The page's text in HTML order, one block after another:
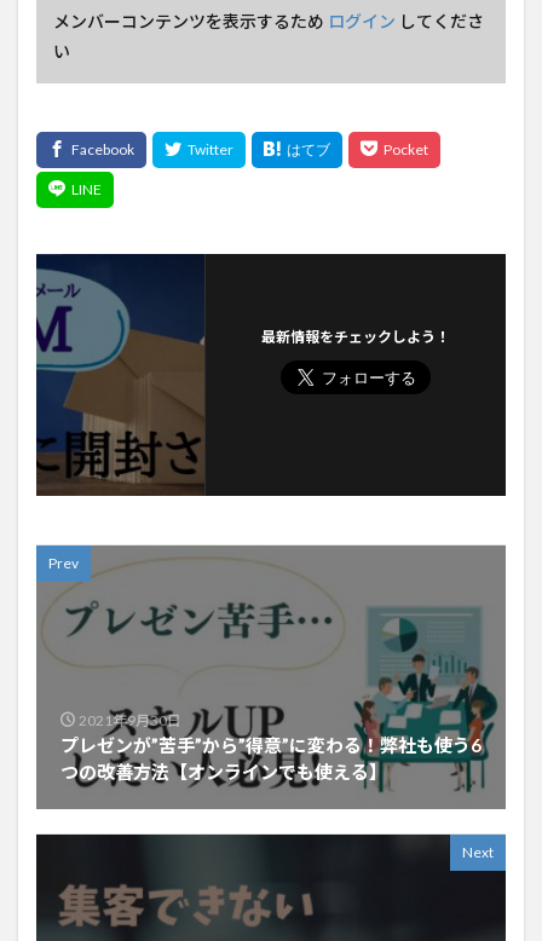
メンバーコンテンツを表示するため ログイン してくださ
い
最新情報をチェックしよう！
Prev
2021年9月30日
プレゼンが”苦手”から”得意”に変わる！弊社も使う6
つの改善方法【オンラインでも使える】
Next